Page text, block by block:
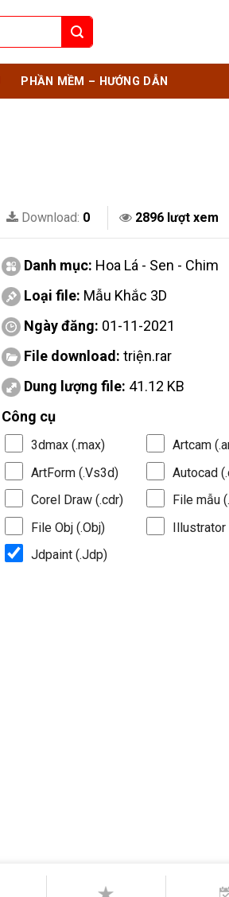
PHẦN MỀM – HƯỚNG DẪN
Download: 0 2896 lượt xem
Danh mục: Hoa Lá - Sen - Chim
Loại file: Mẫu Khắc 3D
Ngày đăng: 01-11-2021
File download: triện.rar
Dung lượng file: 41.12 KB
Công cụ
3dmax (.max)
Artcam
ArtForm (.Vs3d)
Autocad
Corel Draw (.cdr)
File mẫu
File Obj (.Obj)
Illustrator
Jdpaint (.Jdp)